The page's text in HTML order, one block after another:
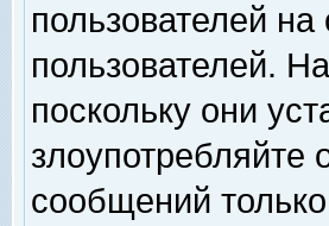
пользователей
пользователей.
поскольку они
сообщений